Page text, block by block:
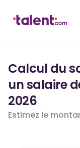
Calcul du
un salaire
2026
Estimez le